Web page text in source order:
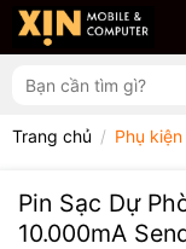
Chuyển
đến
dung
Tìm
Trang chủ / Phụ kiện
Pin Sạc Dự
10.000mA